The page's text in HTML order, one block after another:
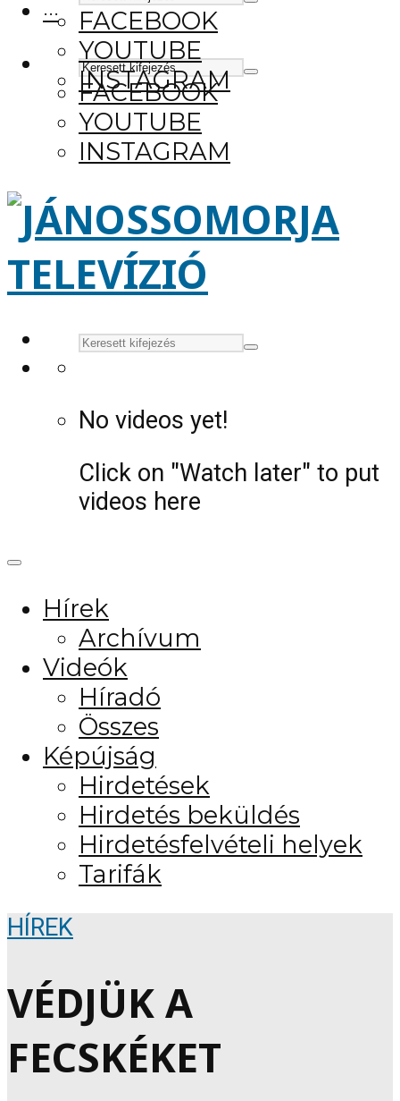
FACEBOOK
YOUTUBE
INSTAGRAM
···
FACEBOOK
YOUTUBE
INSTAGRAM
No videos yet!
Click on "Watch later" to put
videos here
Hírek
Archívum
Videók
Híradó
Összes
Képújság
Hirdetések
Hirdetés beküldés
Hirdetésfelvételi helyek
Tarifák
HÍREK
VÉDJÜK A
FECSKÉKET